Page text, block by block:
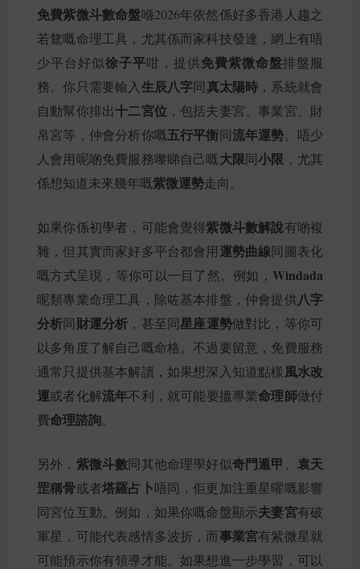
免費紫微斗數命盤喺2026年依然係好多香港人趨之
若鶩嘅命理工具，尤其係而家科技發達，網上有唔
少平台好似徐子平咁，提供免費紫微命盤排盤服
務。你只需要輸入 生辰八字同真太陽時 ，系統就會
自動幫你排出十二宮位 ，包括夫妻宮、事業宮、財
帛宮等，仲會分析你嘅五行平衡同流年運勢。唔少
人會用呢啲免費服務嚟睇自己嘅大限同小限 ，尤其
係想知道未來幾年嘅紫微運勢走向。
如果你係初學者，可能會覺得紫微斗數解說有啲複
雜，但其實而家好多平台都會用運勢曲線同圖表化
嘅方式呈現，等你可以一目了然。例如， Windada
呢類專業命理工具，除咗基本排盤，仲會提供八字
分析同財運分析 ，甚至同星座運勢做對比，等你可
以多角度了解自己嘅命格。不過要留意，免費服務
通常只提供基本解讀，如果想深入知道點樣風水改
運或者化解流年不利，就可能要搵專業命理師做付
費命理諮詢。
另外， 紫微斗數同其他命理學好似奇門遁甲
袁天
罡稱骨或者塔羅占卜唔同，佢更加注重星曜嘅影響
同宮位互動。例如，如果你嘅命盤顯示夫妻宮有破
軍星，可能代表感情多波折，而事業宮有紫微星就
可能預示你有領導才能。如果想進一步學習，可以